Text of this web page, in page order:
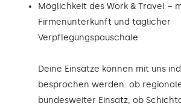
Möglichkeit des Work & Travel –
Firmenunterkunft und täglicher
Verpflegungspauschale
Deine Einsätze können mit uns
besprochen werden: ob
bundesweiter Einsatz, ob